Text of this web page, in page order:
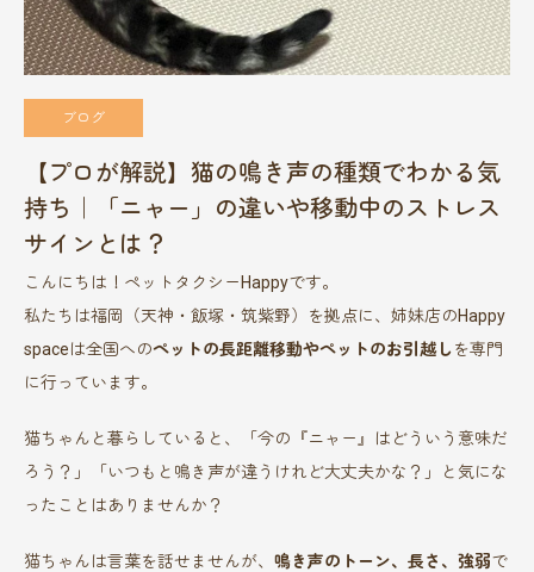
ブログ
【プロが解説】猫の鳴き声の種類でわかる気
持ち｜「ニャー」の違いや移動中のストレス
サインとは？
こんにちは！ペットタクシーHappyです。
私たちは福岡（天神・飯塚・筑紫野）を拠点に、姉妹店のHappy
spaceは全国へのペットの長距離移動やペットのお引越しを専門
に行っています。
猫ちゃんと暮らしていると、「今の『ニャー』はどういう意味だ
ろう？」「いつもと鳴き声が違うけれど大丈夫かな？」と気にな
ったことはありませんか？
猫ちゃんは言葉を話せませんが、 鳴き声のトーン、長さ、強弱で